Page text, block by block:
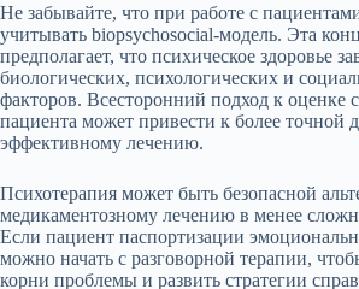
Не забывайте, что при работе с
учитывать biopsychosocial-модель. Эта
предполагает, что психическое здоровье
биологических, психологических и
факторов. Всесторонний подход к оценке
пациента может привести к более точной
эффективному лечению.
Психотерапия может быть безопасной
медикаментозному лечению в менее
Если пациент паспортизации
можно начать с разговорной терапии,
корни проблемы и развить стратегии